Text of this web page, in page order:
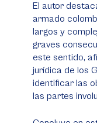
El autor
armado
largos y
graves
este sentido,
jurídica de los
identificar las
las partes